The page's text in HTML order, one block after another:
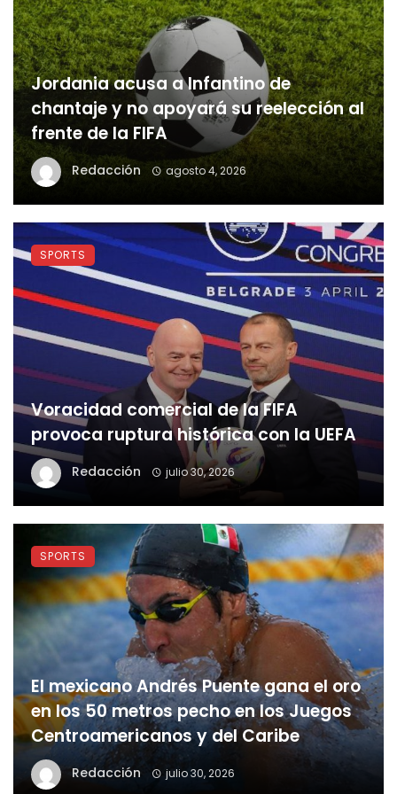
Jordania acusa a Infantino de
chantaje y no apoyará su reelección al
frente de la FIFA
Redacción agosto 4, 2026
Voracidad comercial de la FIFA
provoca ruptura histórica con la UEFA
Redacción julio 30, 2026
SPORTS
El mexicano Andrés Puente gana el oro
en los 50 metros pecho en los Juegos
Centroamericanos y del Caribe
Redacción julio 30, 2026
SPORTS